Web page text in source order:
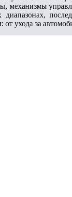
механизмы
ухода за